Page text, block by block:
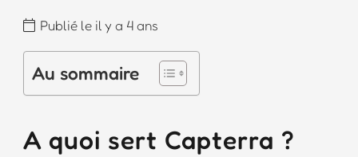
Publié le il y a 4 ans
Au sommaire
A quoi sert Capterra ?